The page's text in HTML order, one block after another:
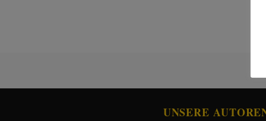
UNSERE